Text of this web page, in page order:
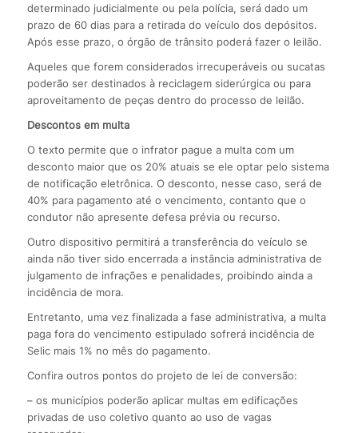
determinado judicialmente ou pela polícia, será dado um
prazo de 60 dias para a retirada do veículo dos depósitos.
Após esse prazo, o órgão de trânsito poderá fazer o leilão.
Aqueles que forem considerados irrecuperáveis ou sucatas
poderão ser destinados à reciclagem siderúrgica ou para
aproveitamento de peças dentro do processo de leilão.
Descontos em multa
O texto permite que o infrator pague a multa com um
desconto maior que os 20% atuais se ele optar pelo sistema
de notificação eletrônica. O desconto, nesse caso, será de
40% para pagamento até o vencimento, contanto que o
condutor não apresente defesa prévia ou recurso.
Outro dispositivo permitirá a transferência do veículo se
ainda não tiver sido encerrada a instância administrativa de
julgamento de infrações e penalidades, proibindo ainda a
incidência de mora.
Entretanto, uma vez finalizada a fase administrativa, a multa
paga fora do vencimento estipulado sofrerá incidência de
Selic mais 1% no mês do pagamento.
Confira outros pontos do projeto de lei de conversão:
– os municípios poderão aplicar multas em edificações
privadas de uso coletivo quanto ao uso de vagas